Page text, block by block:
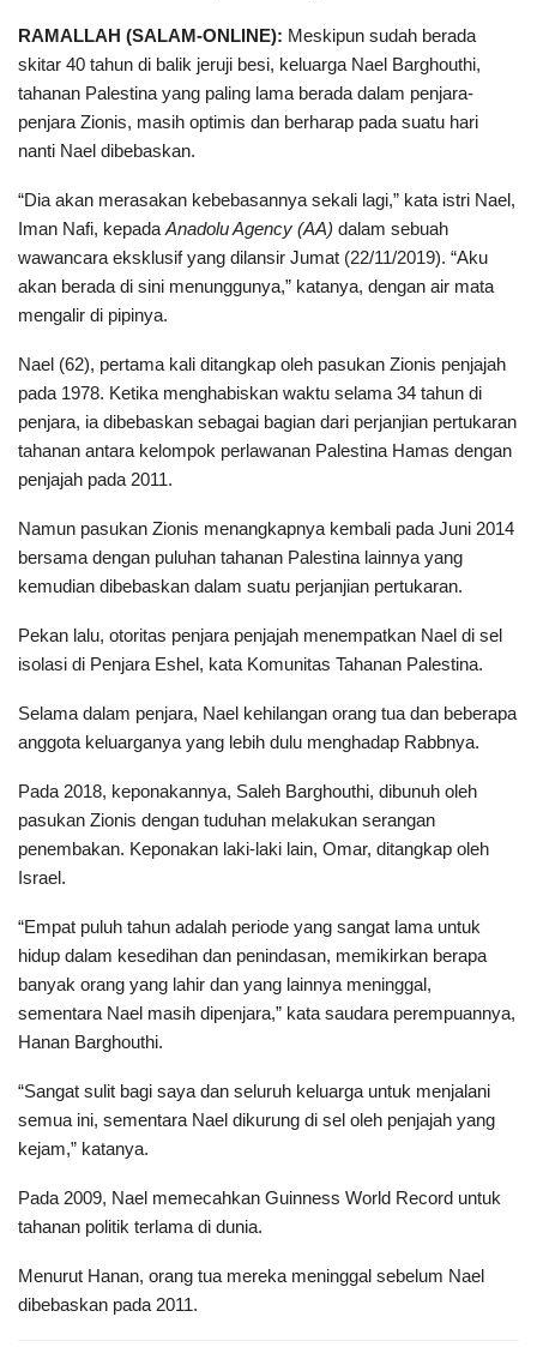
RAMALLAH (SALAM-ONLINE): Meskipun sudah berada
skitar 40 tahun di balik jeruji besi, keluarga Nael Barghouthi,
tahanan Palestina yang paling lama berada dalam penjara-
penjara Zionis, masih optimis dan berharap pada suatu hari
nanti Nael dibebaskan.
“Dia akan merasakan kebebasannya sekali lagi,” kata istri Nael,
Iman Nafi, kepada Anadolu Agency (AA) dalam sebuah
wawancara eksklusif yang dilansir Jumat (22/11/2019). “Aku
akan berada di sini menunggunya,” katanya, dengan air mata
mengalir di pipinya.
Nael (62), pertama kali ditangkap oleh pasukan Zionis penjajah
pada 1978. Ketika menghabiskan waktu selama 34 tahun di
penjara, ia dibebaskan sebagai bagian dari perjanjian pertukaran
tahanan antara kelompok perlawanan Palestina Hamas dengan
penjajah pada 2011.
Namun pasukan Zionis menangkapnya kembali pada Juni 2014
bersama dengan puluhan tahanan Palestina lainnya yang
kemudian dibebaskan dalam suatu perjanjian pertukaran.
Pekan lalu, otoritas penjara penjajah menempatkan Nael di sel
isolasi di Penjara Eshel, kata Komunitas Tahanan Palestina.
Selama dalam penjara, Nael kehilangan orang tua dan beberapa
anggota keluarganya yang lebih dulu menghadap Rabbnya.
Pada 2018, keponakannya, Saleh Barghouthi, dibunuh oleh
pasukan Zionis dengan tuduhan melakukan serangan
penembakan. Keponakan laki-laki lain, Omar, ditangkap oleh
Israel.
“Empat puluh tahun adalah periode yang sangat lama untuk
hidup dalam kesedihan dan penindasan, memikirkan berapa
banyak orang yang lahir dan yang lainnya meninggal,
sementara Nael masih dipenjara,” kata saudara perempuannya,
Hanan Barghouthi.
“Sangat sulit bagi saya dan seluruh keluarga untuk menjalani
semua ini, sementara Nael dikurung di sel oleh penjajah yang
kejam,” katanya.
Pada 2009, Nael memecahkan Guinness World Record untuk
tahanan politik terlama di dunia.
Menurut Hanan, orang tua mereka meninggal sebelum Nael
dibebaskan pada 2011.